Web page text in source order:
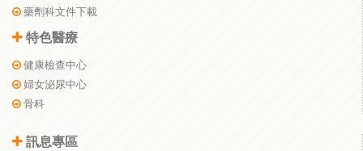
藥劑科文件下載
特色醫療
健康檢查中心
婦女泌尿中心
骨科
訊息專區